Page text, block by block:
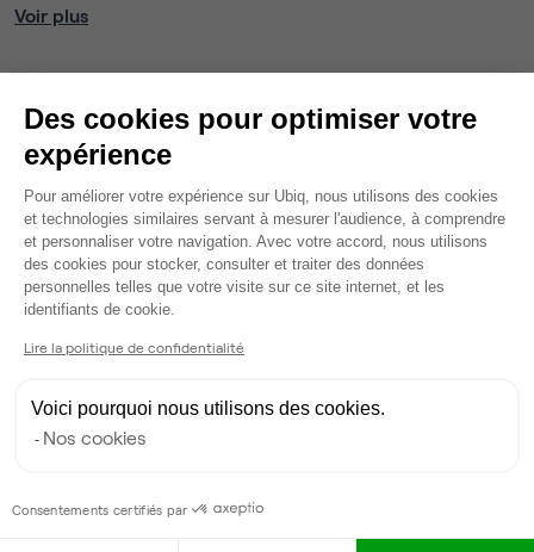
Voir plus
Bureau privé• 1er étage
14postes • 56 m²
3 731 €
Dispo
Modifier
Autres bureaux de cet espace :
Des cookies pour optimiser votre
expérience
Plateforme de Gestion du
Pour améliorer votre expérience sur Ubiq, nous utilisons des cookies
et technologies similaires servant à mesurer l'audience, à comprendre
et personnaliser votre navigation. Avec votre accord, nous utilisons
des cookies pour stocker, consulter et traiter des données
personnelles telles que votre visite sur ce site internet, et les
identifiants de cookie.
Lire la politique de confidentialité
Voici pourquoi nous utilisons des cookies.
Nos cookies
Consentements certifiés par